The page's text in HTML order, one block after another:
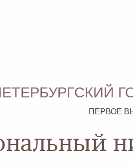
ПЕРВОЕ